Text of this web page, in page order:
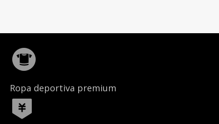
Ropa deportiva premium